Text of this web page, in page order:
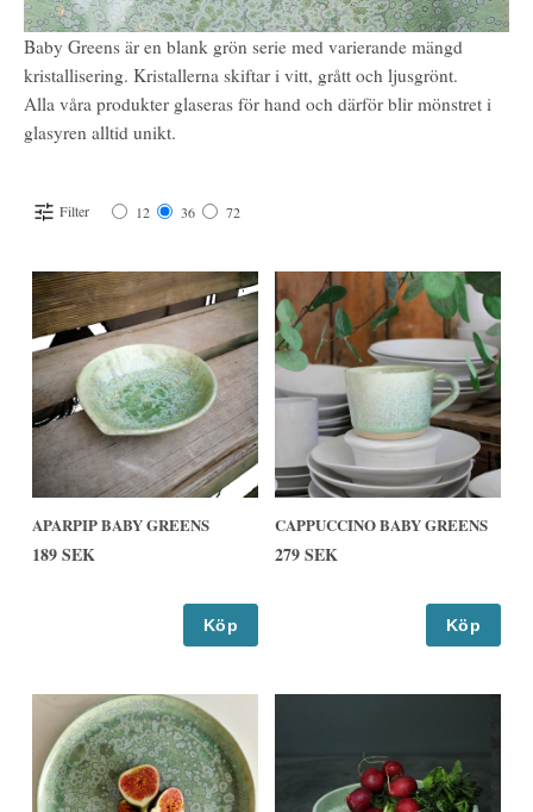
Baby Greens är en blank grön serie med varierande mängd
kristallisering. Kristallerna skiftar i vitt, grått och ljusgrönt.
Alla våra produkter glaseras för hand och därför blir mönstret i
glasyren alltid unikt.
Filter 12 36 72
APARPIP BABY GREENS
189 SEK
Köp
CAPPUCCINO BABY GREENS
279 SEK
Köp